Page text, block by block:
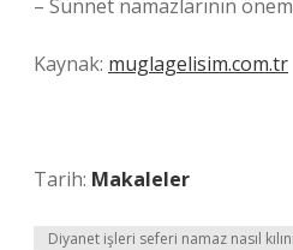
– Sünnet namazlarının
Kaynak: muglagelisim.com.tr
Tarih: Makaleler
Diyanet işleri seferi namaz nasıl